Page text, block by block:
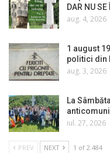
DAR NU
aug. 4, 2026
1 august
politici din
aug. 3, 2026
La
iul. 27, 2026
PREV NEXT 1 of 2.484